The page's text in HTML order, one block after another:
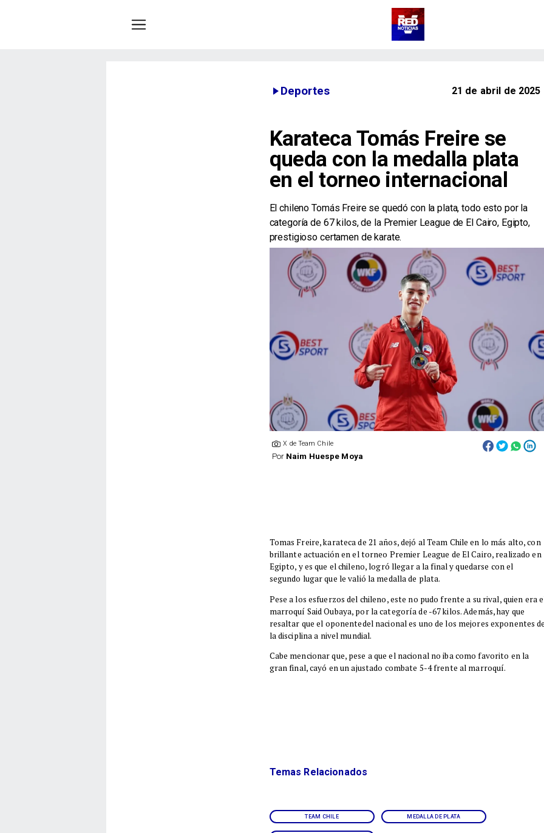
Deportes 21 de abril de 2025
Karateca Tomás Freire se
queda con la medalla plata
en el torneo internacional
El chileno Tomás Freire se quedó con la plata, todo esto por la
categoría de 67 kilos, de la Premier League de El Cairo, Egipto,
prestigioso certamen de karate.
X de Team Chile
Por Naim Huespe Moya
​Tomas Freire, karateca de 21 años, dejó al Team Chile en lo más alto, con
brillante actuación en el torneo Premier League de El Cairo, realizado en
Egipto, y es que el chileno, logró llegar a la final y quedarse con el
segundo lugar que le valió la medalla de plata.
Pese a los esfuerzos del chileno, este no pudo frente a su rival, quien era
marroquí Said Oubaya, por la categoría de -67 kilos. Además, hay que
resaltar que el oponentedel nacional es uno de los mejores exponentes
la disciplina a nivel mundial.
Cabe mencionar que, pese a que el nacional no iba como favorito en la
gran final, cayó en un ajustado combate 5-4 frente al marroquí.
TEAM CHILE MEDALLA DE PLATA
Temas Relacionados